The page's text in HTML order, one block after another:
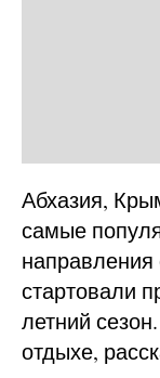
Абхазия,
самые
направления
стартовали
летний
отдыхе,